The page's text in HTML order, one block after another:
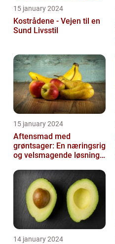
15 january 2024
Kostrådene - Vejen til en
Sund Livsstil
15 january 2024
Aftensmad med
grøntsager: En næringsrig
og velsmagende løsning
14 january 2024